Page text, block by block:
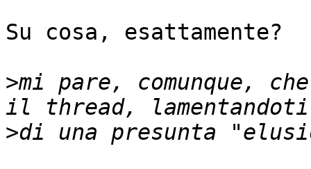
Su cosa, esattamente?
>mi pare, comunque,
>